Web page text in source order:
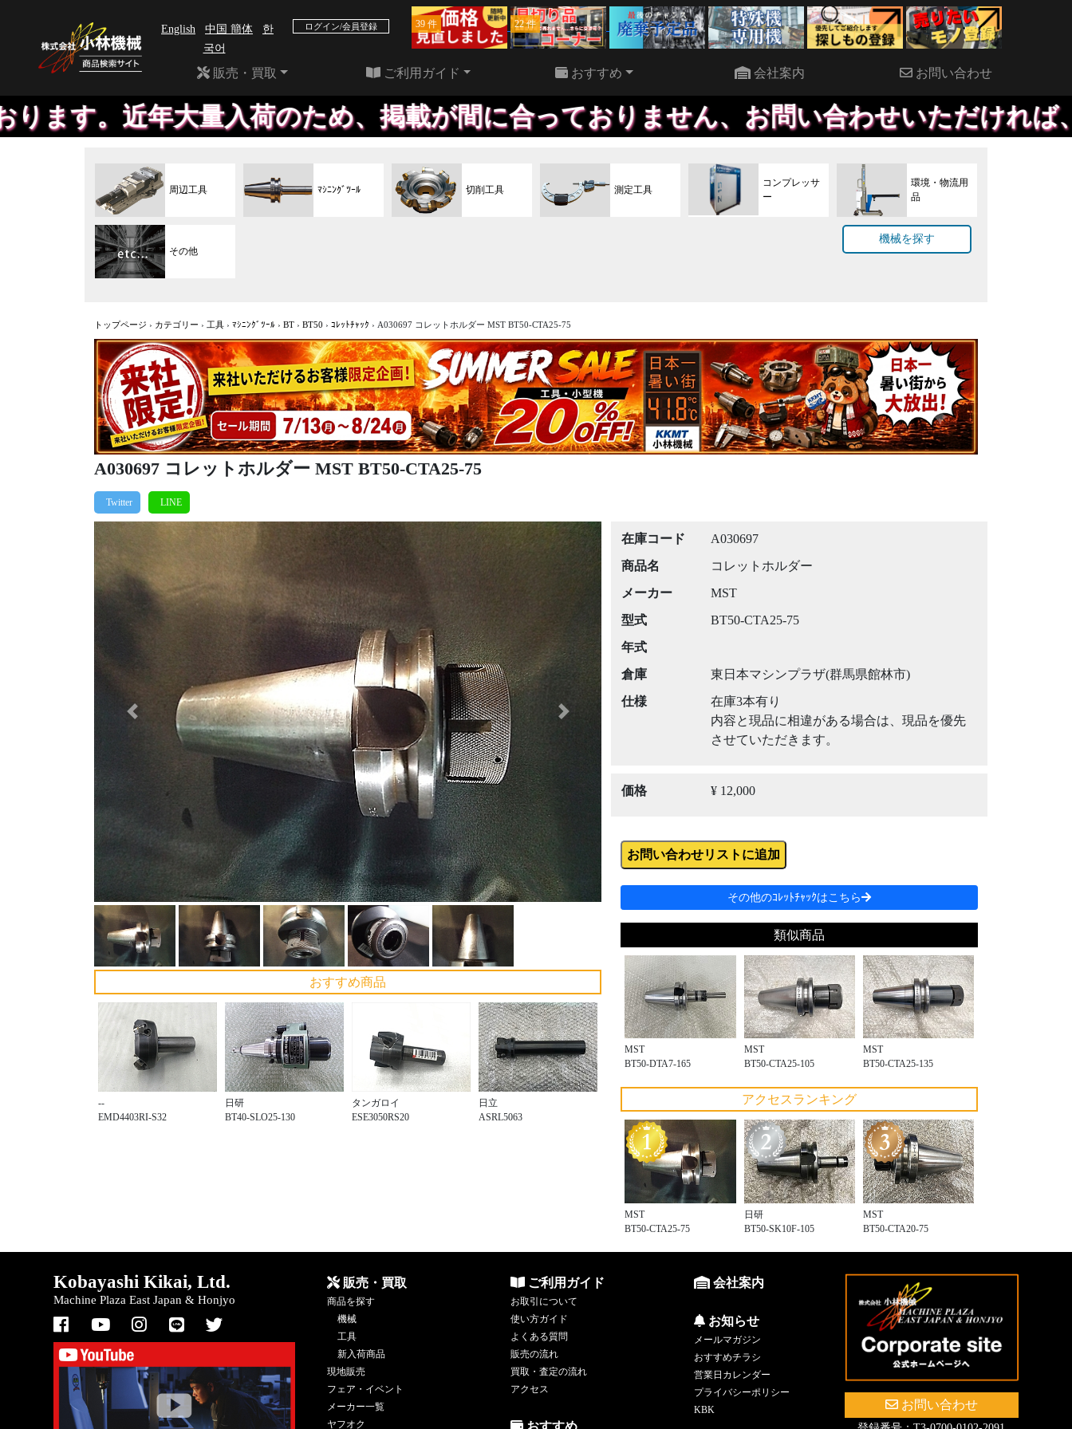
English 中国 簡体
한
국어
ログイン/会員登録 39 件 22 件
販売・買取 ご利用ガイド おすすめ 会社案内 お問い合わせ
入荷のため、掲載が間に合っておりません、お問い合わせいただければ、優先して提案
周辺工具 ﾏｼﾆﾝｸﾞﾂｰﾙ 切削工具 測定工具
コンプレッサ
ー
環境・物流用
品
その他
機械を探す
トップページ › カテゴリー › 工具 › ﾏｼﾆﾝｸﾞﾂｰﾙ › BT › BT50 › ｺﾚｯﾄﾁｬｯｸ › A030697 コレットホルダー MST BT50-CTA25-75
A030697 コレットホルダー MST BT50-CTA25-75
Previous Next
おすすめ商品
--
EMD4403RI-S32
日研
BT40-SLO25-130
タンガロイ
ESE3050RS20
日立
ASRL5063
在庫コード
A030697
商品名
コレットホルダー
メーカー
MST
型式
BT50-CTA25-75
年式
倉庫
東日本マシンプラザ(群馬県館林市)
仕様
在庫3本有り
内容と現品に相違がある場合は、現品を優先
させていただきます。
価格 ¥ 12,000
お問い合わせリストに追加
その他のｺﾚｯﾄﾁｬｯｸはこちら
類似商品
MST
BT50-DTA7-165
MST
BT50-CTA25-105
MST
BT50-CTA25-135
アクセスランキング
MST
BT50-CTA25-75
日研
BT50-SK10F-105
MST
BT50-CTA20-75
Kobayashi Kikai, Ltd.
Machine Plaza East Japan & Honjyo
販売・買取
商品を探す
機械
工具
新入荷商品
現地販売
フェア・イベント
メーカー一覧
ヤフオク
ご利用ガイド
お取引について
使い方ガイド
よくある質問
販売の流れ
買取・査定の流れ
アクセス
おすすめ
会社案内
お知らせ
メールマガジン
おすすめチラシ
営業日カレンダー
プライバシーポリシー
KBK
お問い合わせ